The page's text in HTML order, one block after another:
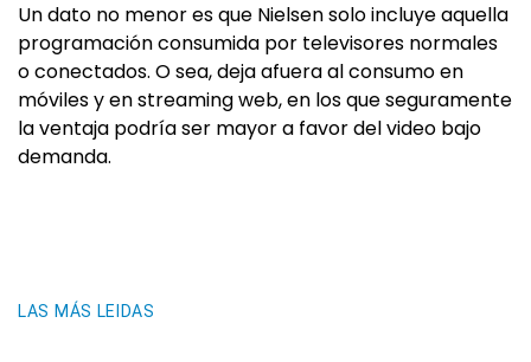
Un dato no menor es que Nielsen solo incluye aquella
programación consumida por televisores normales
o conectados. O sea, deja afuera al consumo en
móviles y en streaming web, en los que seguramente
la ventaja podría ser mayor a favor del video bajo
demanda.
LAS MÁS LEIDAS